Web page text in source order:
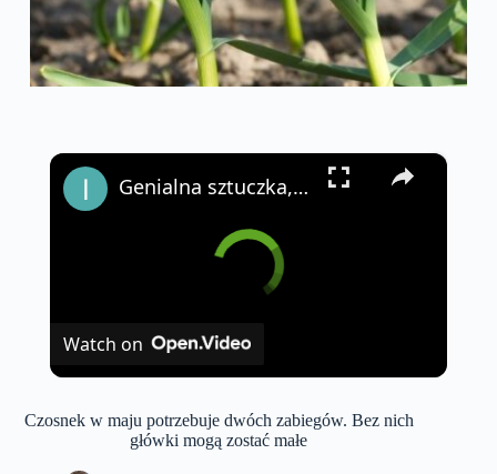
×
Genialna sztuczka, dzięki której rośliny zakwitną bardzo szybko
Watch on
Czosnek w maju potrzebuje dwóch zabiegów. Bez nich
główki mogą zostać małe